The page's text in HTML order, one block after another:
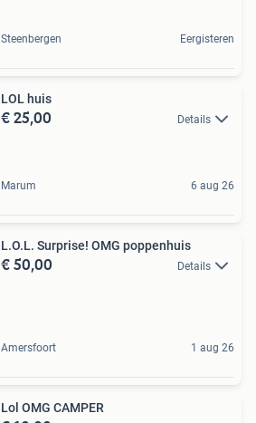
Steenbergen Eergisteren
LOL huis
€ 25,00 Details
Marum 6 aug 26
L.O.L. Surprise! OMG poppenhuis
€ 50,00 Details
Amersfoort 1 aug 26
Lol OMG CAMPER